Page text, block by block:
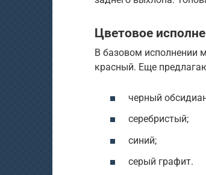
Цветовое
В базовом исполнении
красный. Еще
черный
серебристый;
синий;
серый графит.